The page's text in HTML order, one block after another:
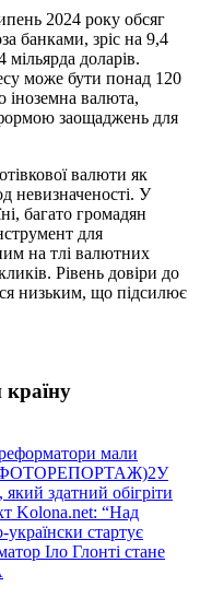
2024 року обсяг
банками, зріс на 9,4
доларів.
може бути понад 120
іноземна валюта,
заощаджень для
валюти як
невизначеності. У
багато громадян
для
на тлі валютних
Рівень довіри до
низьким, що підсилює
мали
(ФОТОРЕПОРТАЖ)2У
здатний обігріти
Kolona.net: “Над
стартує
Іло Глонті стане